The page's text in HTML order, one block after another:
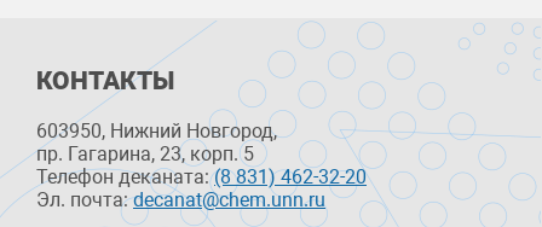
КОНТАКТЫ
603950, Нижний Новгород,
пр. Гагарина, 23, корп. 5
Телефон деканата:(8 831) 462-32-20
Эл. почта:decanat@chem.unn.ru